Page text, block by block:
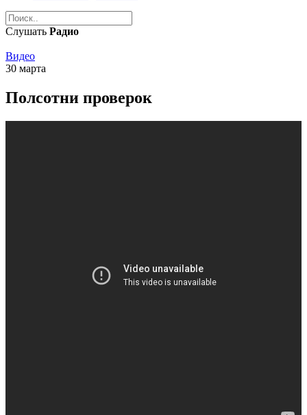
Слушать Радио
Видео
30 марта
Полсотни проверок